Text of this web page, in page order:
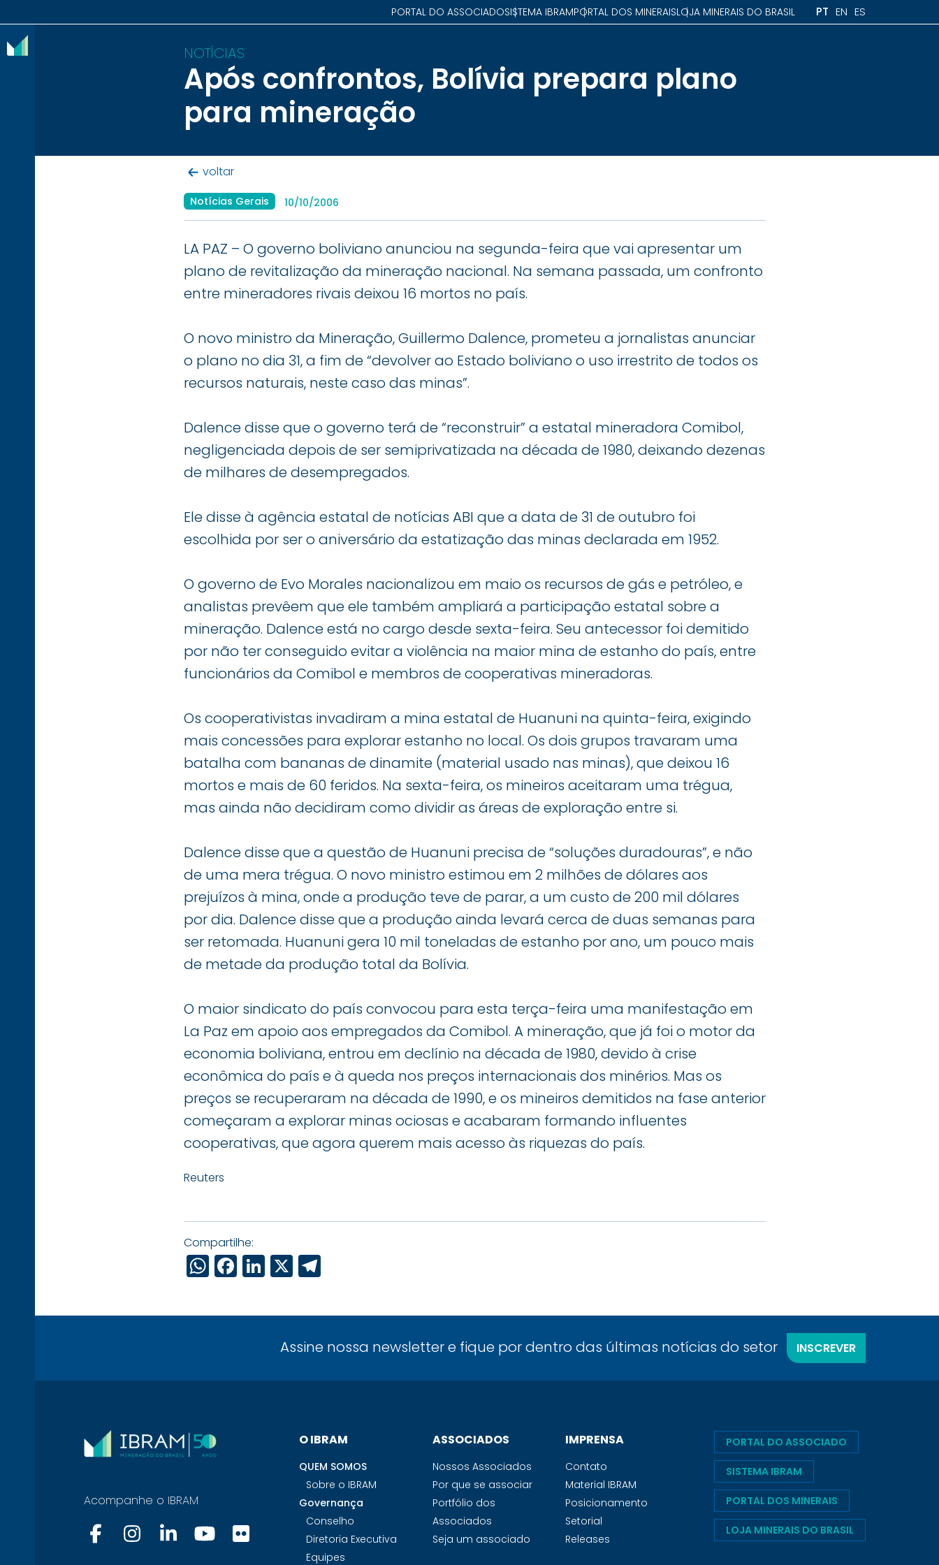
PORTAL DO ASSOCIADOSISTEMA IBRAMPORTAL DOS MINERAISLOJA MINERAIS DO BRASIL PT EN ES
NOTÍCIAS
Após confrontos, Bolívia prepara plano
para mineração
voltar
Notícias Gerais 10/10/2006
LA PAZ – O governo boliviano anunciou na segunda-feira que vai apresentar um
plano de revitalização da mineração nacional. Na semana passada, um confronto
entre mineradores rivais deixou 16 mortos no país.
O novo ministro da Mineração, Guillermo Dalence, prometeu a jornalistas anunciar
o plano no dia 31, a fim de “devolver ao Estado boliviano o uso irrestrito de todos os
recursos naturais, neste caso das minas”.
Dalence disse que o governo terá de “reconstruir” a estatal mineradora Comibol,
negligenciada depois de ser semiprivatizada na década de 1980, deixando dezenas
de milhares de desempregados.
Ele disse à agência estatal de notícias ABI que a data de 31 de outubro foi
escolhida por ser o aniversário da estatização das minas declarada em 1952.
O governo de Evo Morales nacionalizou em maio os recursos de gás e petróleo, e
analistas prevêem que ele também ampliará a participação estatal sobre a
mineração. Dalence está no cargo desde sexta-feira. Seu antecessor foi demitido
por não ter conseguido evitar a violência na maior mina de estanho do país, entre
funcionários da Comibol e membros de cooperativas mineradoras.
Os cooperativistas invadiram a mina estatal de Huanuni na quinta-feira, exigindo
mais concessões para explorar estanho no local. Os dois grupos travaram uma
batalha com bananas de dinamite (material usado nas minas), que deixou 16
mortos e mais de 60 feridos. Na sexta-feira, os mineiros aceitaram uma trégua,
mas ainda não decidiram como dividir as áreas de exploração entre si.
Dalence disse que a questão de Huanuni precisa de “soluções duradouras”, e não
de uma mera trégua. O novo ministro estimou em 2 milhões de dólares aos
prejuízos à mina, onde a produção teve de parar, a um custo de 200 mil dólares
por dia. Dalence disse que a produção ainda levará cerca de duas semanas para
ser retomada. Huanuni gera 10 mil toneladas de estanho por ano, um pouco mais
de metade da produção total da Bolívia.
O maior sindicato do país convocou para esta terça-feira uma manifestação em
La Paz em apoio aos empregados da Comibol. A mineração, que já foi o motor da
economia boliviana, entrou em declínio na década de 1980, devido à crise
econômica do país e à queda nos preços internacionais dos minérios. Mas os
preços se recuperaram na década de 1990, e os mineiros demitidos na fase anterior
começaram a explorar minas ociosas e acabaram formando influentes
cooperativas, que agora querem mais acesso às riquezas do país.
Reuters
Compartilhe:
WhatsApp
Facebook
LinkedIn
X Telegram
Assine nossa newsletter e fique por dentro das últimas notícias do setor INSCREVER
Acompanhe o IBRAM
O IBRAM
QUEM SOMOS
Sobre o IBRAM
Governança
Conselho
Diretoria Executiva
Equipes
ASSOCIADOS
Nossos Associados
Por que se associar
Portfólio dos
Associados
Seja um associado
IMPRENSA
Contato
Material IBRAM
Posicionamento
Setorial
Releases
PORTAL DO ASSOCIADO
SISTEMA IBRAM
PORTAL DOS MINERAIS
LOJA MINERAIS DO BRASIL